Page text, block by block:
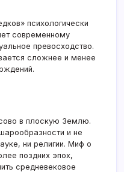
психологически
современному
превосходство.
сложнее и менее
в плоскую Землю.
и не
ни религии. Миф о
поздних эпох,
средневековое